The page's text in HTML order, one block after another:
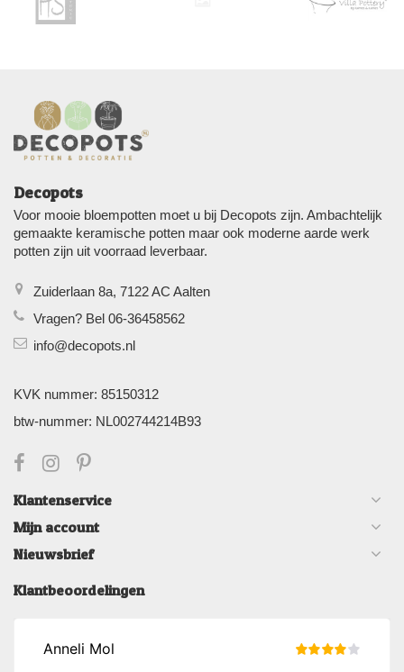
Decopots
Voor mooie bloempotten moet u bij Decopots zijn. Ambachtelijk
gemaakte keramische potten maar ook moderne aarde werk
potten zijn uit voorraad leverbaar.
Zuiderlaan 8a, 7122 AC Aalten
Vragen? Bel 06-36458562
info@decopots.nl
KVK nummer: 85150312
btw-nummer: NL002744214B93
Klantenservice
Mijn account
Nieuwsbrief
Klantbeoordelingen